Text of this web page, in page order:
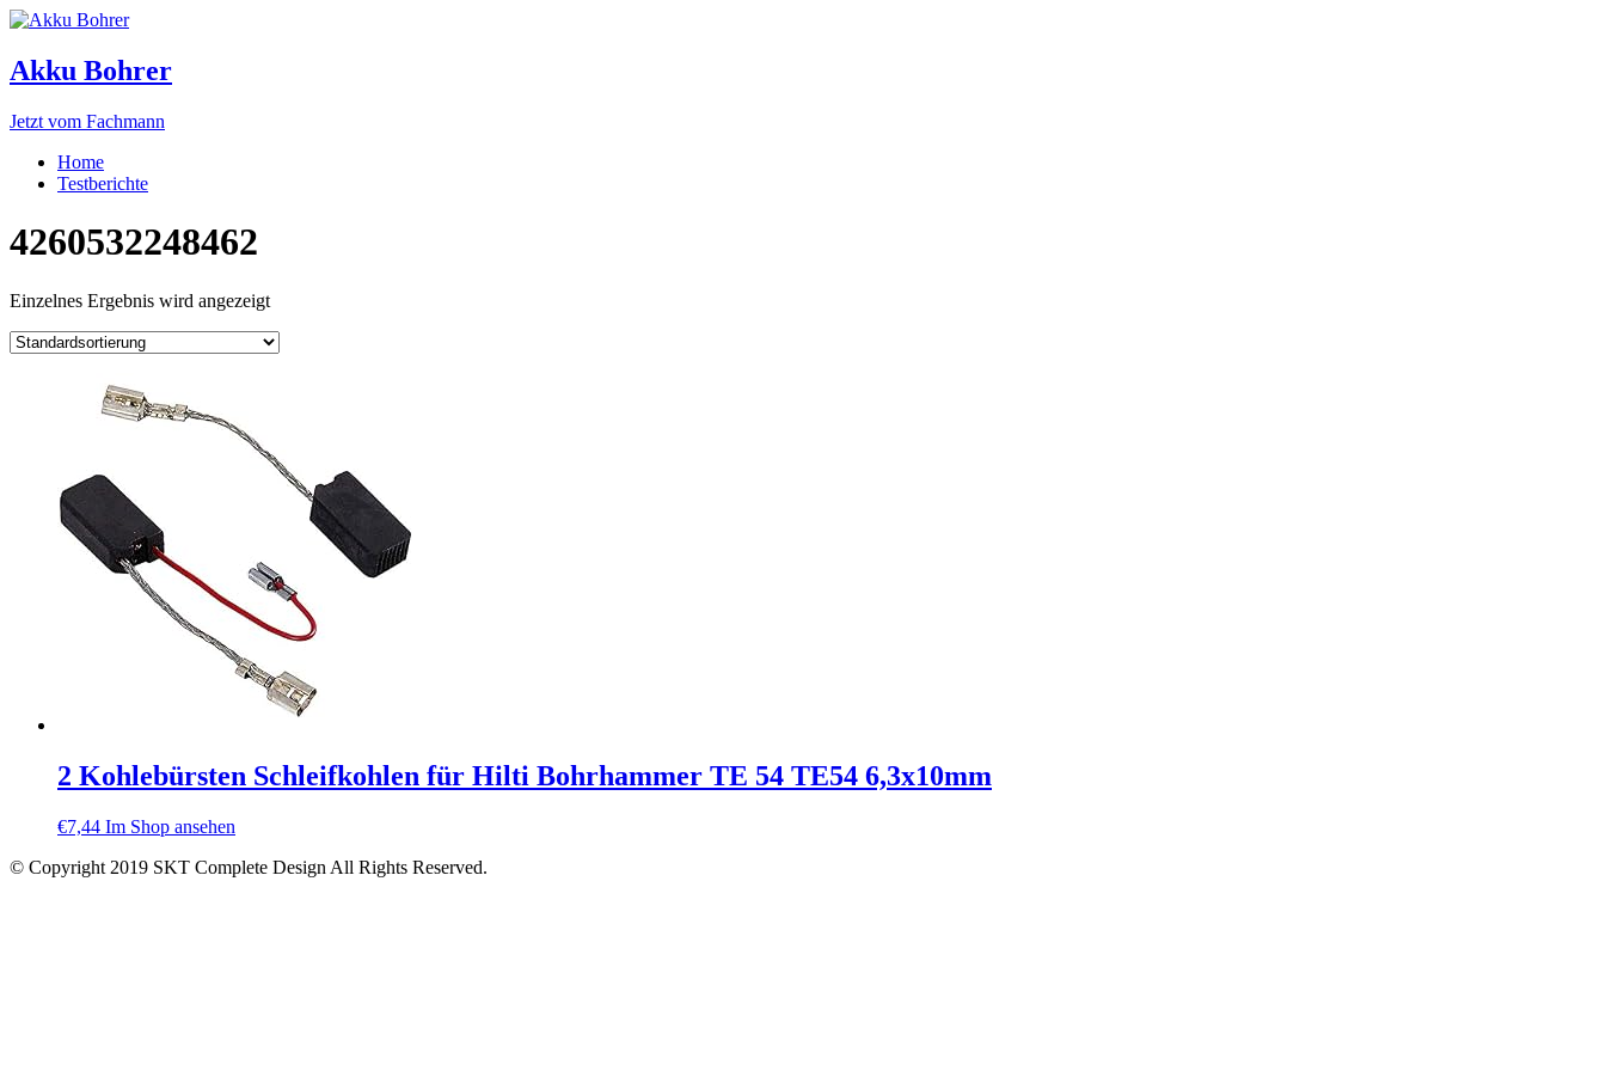
Akku Bohrer
Jetzt vom Fachmann
Home
Testberichte
4260532248462
Einzelnes Ergebnis wird angezeigt
2 Kohlebürsten Schleifkohlen für Hilti Bohrhammer TE 54 TE54 6,3x10mm
€7,44 Im Shop ansehen
© Copyright 2019 SKT Complete Design All Rights Reserved.